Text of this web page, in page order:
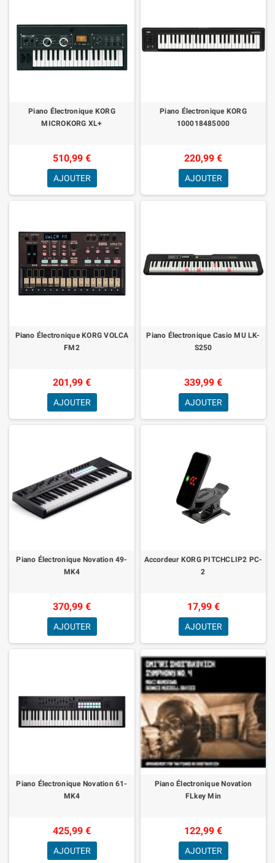
Piano Électronique KORG
MICROKORG XL+
510,99 €
AJOUTER
Piano Électronique KORG
100018485000
220,99 €
AJOUTER
Piano Électronique KORG VOLCA
FM2
201,99 €
AJOUTER
Piano Électronique Casio MU LK-
S250
339,99 €
AJOUTER
Piano Électronique Novation 49-
MK4
370,99 €
AJOUTER
Accordeur KORG PITCHCLIP2 PC-
2
17,99 €
AJOUTER
Piano Électronique Novation 61-
MK4
425,99 €
AJOUTER
Piano Électronique Novation
FLkey Min
122,99 €
AJOUTER